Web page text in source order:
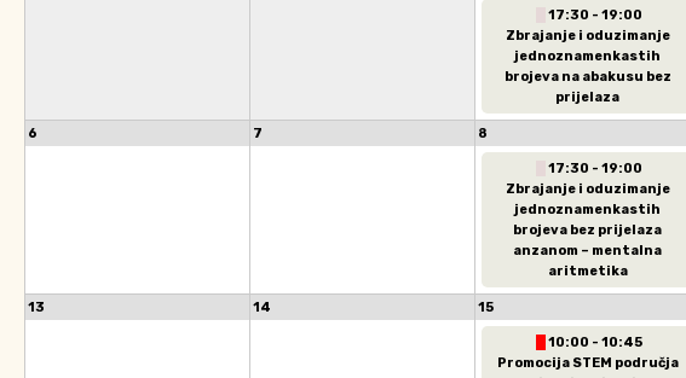
17:30 - 19:00
Zbrajanje i oduzimanje
jednoznamenkastih
brojeva na abakusu bez
prijelaza
6 7 8
17:30 - 19:00
Zbrajanje i oduzimanje
jednoznamenkastih
brojeva bez prijelaza
anzanom – mentalna
aritmetika
13 14 15
10:00 - 10:45
Promocija STEM područja